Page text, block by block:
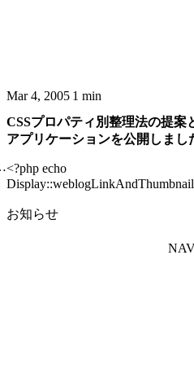
Mar 4, 2005 1 min
CSSプロパティ別整理法の提案
アプリケーションを公開しまし
<?php echo
案','http://www.akiyan.com/
href="http://www.akiyan.com/
記述規則「プロパティ別整理法
と、その規則に基づいてCSS自
<a href="/css_beautifier">蓄々
を公開しました。</p> <p>CSS
お知らせ